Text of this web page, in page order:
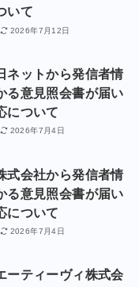
いて
2026年7月12日
ネットから発信者情
る意見照会書が届い
について
2026年7月4日
式会社から発信者情
る意見照会書が届い
について
2026年7月4日
ーティーヴィ株式会